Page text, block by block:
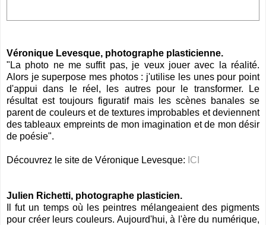
Véronique Levesque, photographe plasticienne.
"La photo ne me suffit pas, je veux jouer avec la réalité.
Alors je superpose mes photos : j'utilise les unes pour point
d'appui dans le réel, les autres pour le transformer. Le
résultat est toujours figuratif mais les scènes banales se
parent de couleurs et de textures improbables et deviennent
des tableaux empreints de mon imagination et de mon désir
de poésie".
Découvrez le site de Véronique Levesque: ICI
Julien Richetti, photographe plasticien.
Il fut un temps où les peintres mélangeaient des pigments
pour créer leurs couleurs. Aujourd'hui, à l'ère du numérique,